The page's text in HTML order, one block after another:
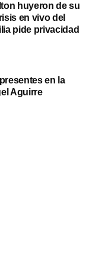
huyeron de su
en vivo del
pide privacidad
en la
Aguirre